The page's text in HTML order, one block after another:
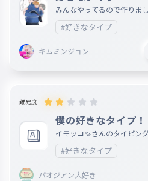
みんなやってるので作りま
#好きなタイプ
キムミンジョン
難易度
僕の好きなタイプ！
イモッコ🍠さんのタイピン
ただいています） 僕が好き
#好きなタイプ
パオジアン大好き